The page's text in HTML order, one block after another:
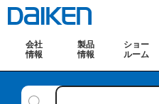
会社
情報
製品
情報
ショー
ルーム